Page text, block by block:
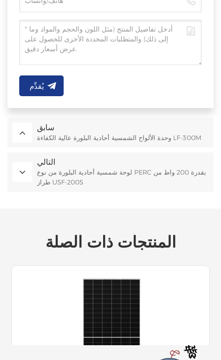
يُقدِّم
سابق
وحدة الألواح الشمسية أحادية البلورة عالية الكفاءة LF-300M
التالي
لوحة شمسية أحادية البلورة من نوع PERC بقدرة 200 واط من
طراز USF-200S
المنتجات ذات الصلة